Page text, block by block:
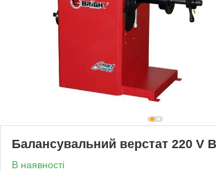
Балансувальний верстат 220 V
В наявності